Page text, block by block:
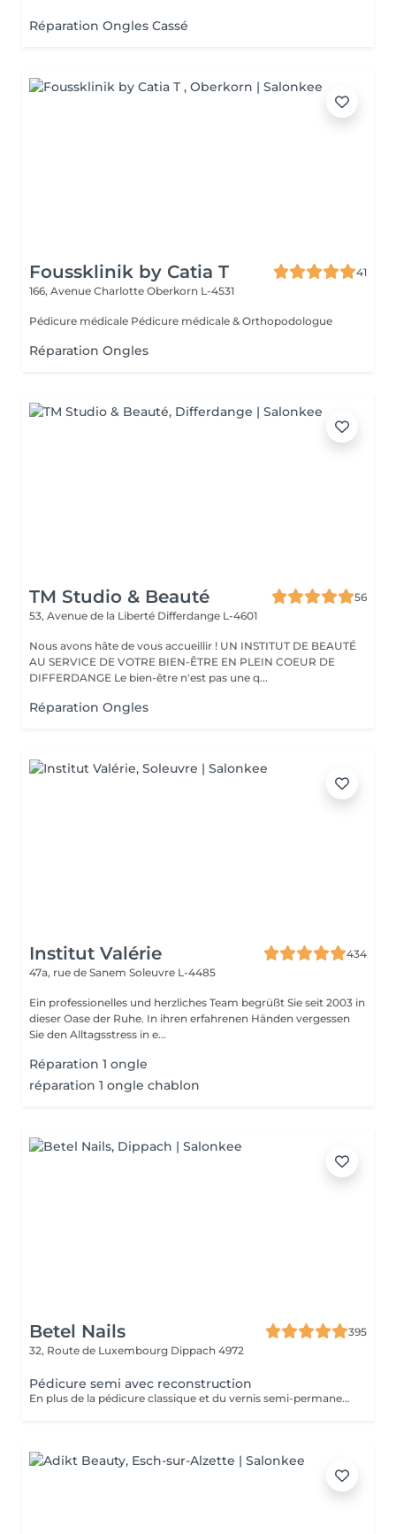
Réparation Ongles Cassé
Foussklinik by Catia T
41
166, Avenue Charlotte Oberkorn L-4531
Pédicure médicale Pédicure médicale & Orthopodologue
Réparation Ongles
TM Studio & Beauté
56
53, Avenue de la Liberté Differdange L-4601
Nous avons hâte de vous accueillir ! UN INSTITUT DE BEAUTÉ
AU SERVICE DE VOTRE BIEN-ÊTRE EN PLEIN COEUR DE
DIFFERDANGE Le bien-être n'est pas une q...
Réparation Ongles
Institut Valérie
434
47a, rue de Sanem Soleuvre L-4485
Ein professionelles und herzliches Team begrüßt Sie seit 2003 in
dieser Oase der Ruhe. In ihren erfahrenen Händen vergessen
Sie den Alltagsstress in e...
Réparation 1 ongle
réparation 1 ongle chablon
Betel Nails
395
32, Route de Luxembourg Dippach 4972
Pédicure semi avec reconstruction
En plus de la pédicure classique et du vernis semi-permanent, ce service inclut la reconstruction des ongles abîmés ou cassés